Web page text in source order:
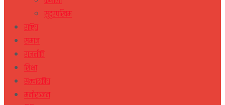
सुदुरपस्चिम
राष्ट्रिय
समाज
राजनीति
शिक्षा
सम्पादकीय
मनोरञ्जन